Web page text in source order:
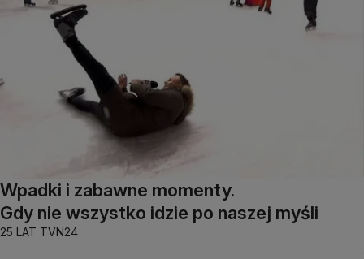
Wpadki i zabawne momenty.
Gdy nie wszystko idzie po naszej myśli
25 LAT TVN24